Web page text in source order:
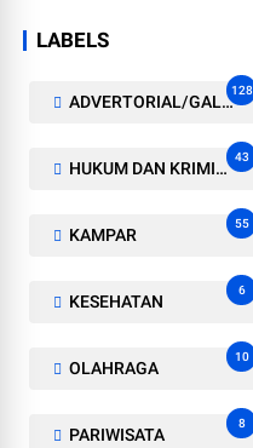
LABELS
ADVERTORIAL/GALERI
128
HUKUM DAN KRIMINAL
43
KAMPAR
55
KESEHATAN
6
OLAHRAGA
10
PARIWISATA
8